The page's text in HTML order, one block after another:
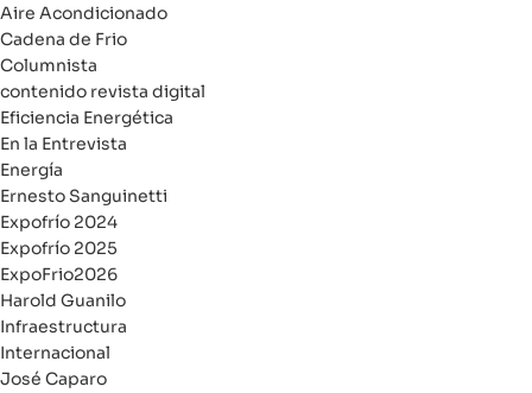
Aire Acondicionado
Cadena de Frio
Columnista
contenido revista digital
Eficiencia Energética
En la Entrevista
Energía
Ernesto Sanguinetti
Expofrío 2024
Expofrío 2025
ExpoFrio2026
Harold Guanilo
Infraestructura
Internacional
José Caparo